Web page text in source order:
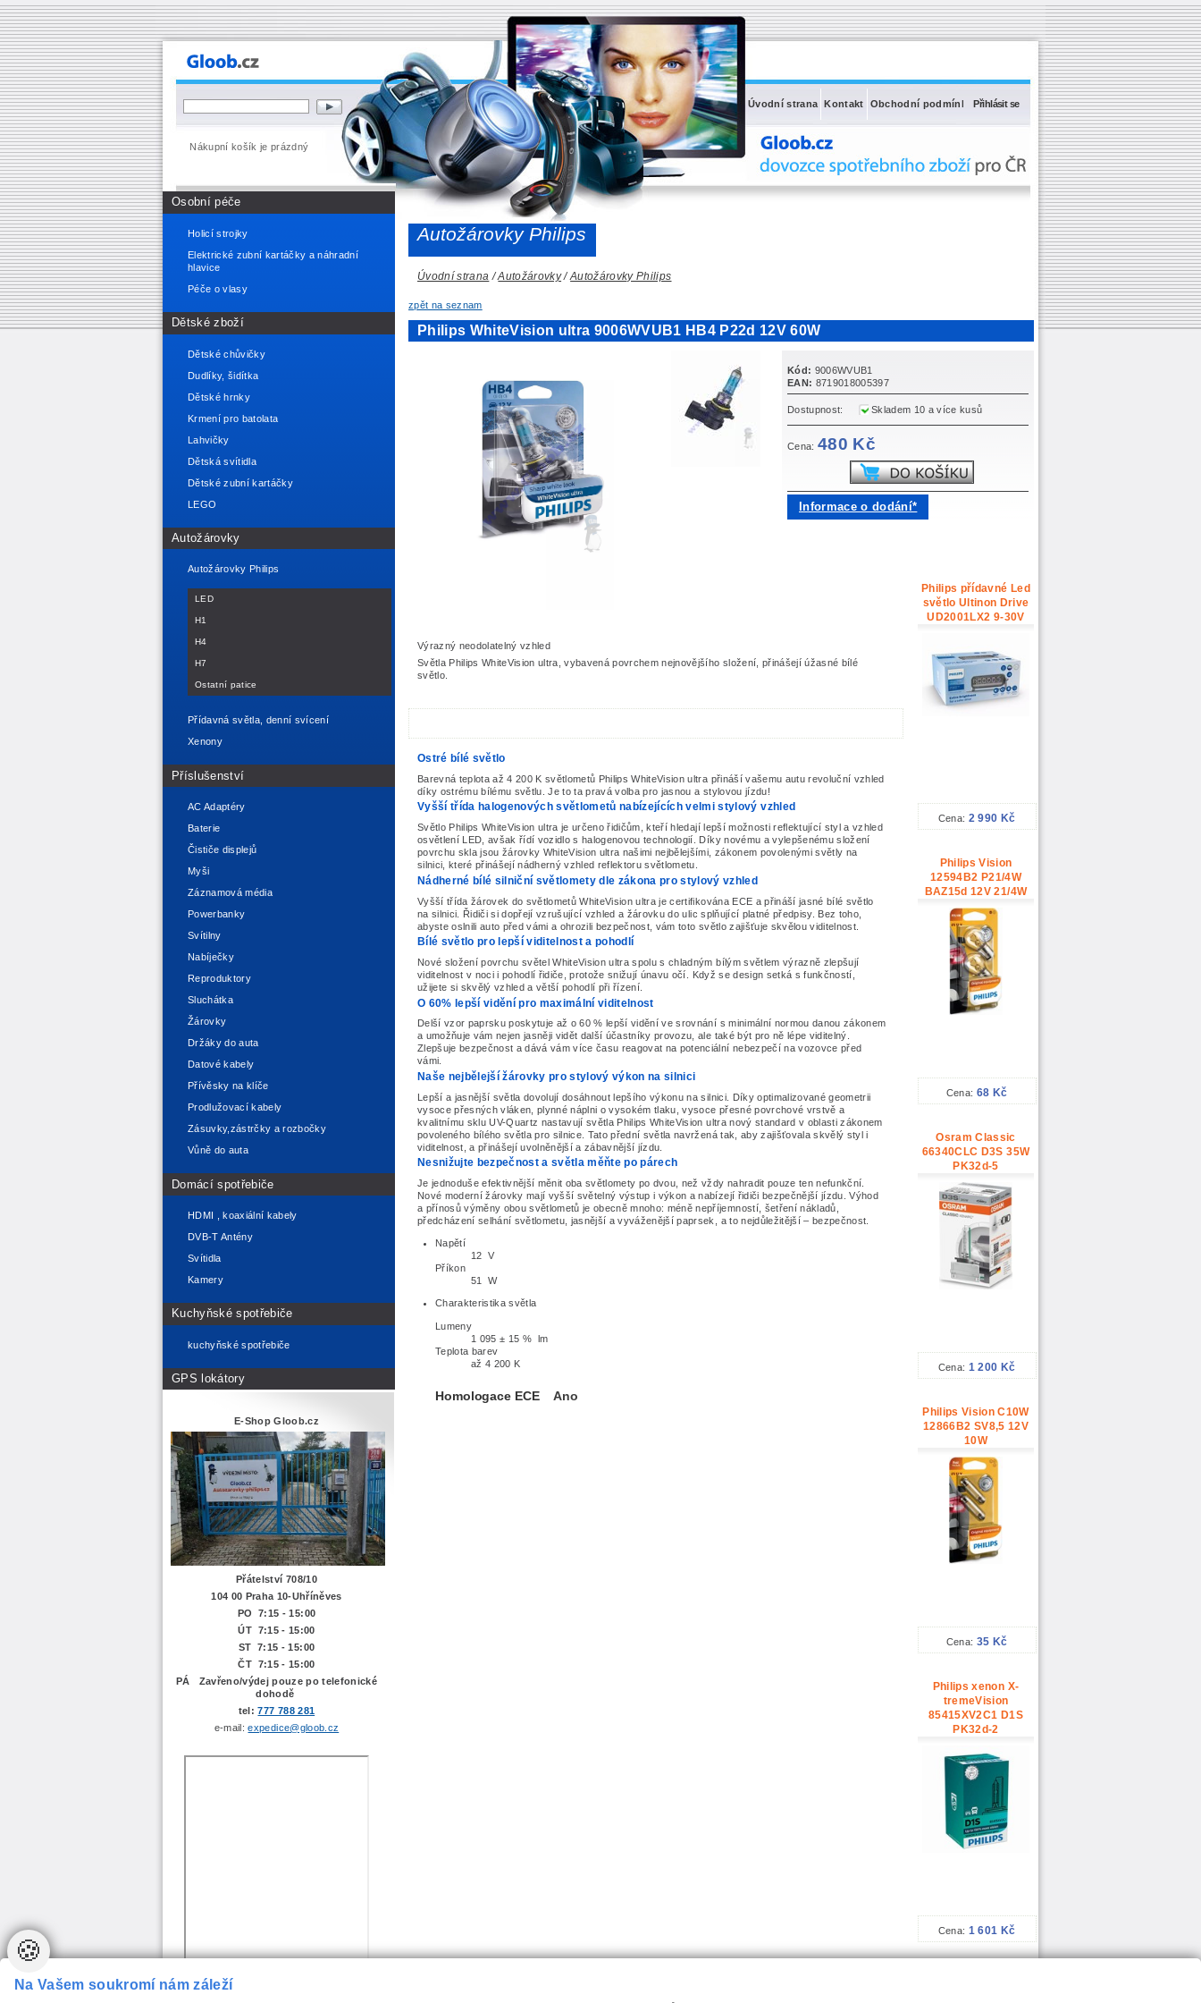
Přihlásit se
Úvodní strana Kontakt Obchodní podmínky
Nákupní košík je prázdný
Osobní péče
Holicí strojky
Elektrické zubní kartáčky a náhradní
hlavice
Péče o vlasy
Dětské zboží
Dětské chůvičky
Dudlíky, šidítka
Dětské hrnky
Krmení pro batolata
Lahvičky
Dětská svítidla
Dětské zubní kartáčky
LEGO
Autožárovky
Autožárovky Philips
LED
H1
H4
H7
Ostatní patice
Přídavná světla, denní svícení
Xenony
Příslušenství
AC Adaptéry
Baterie
Čističe displejů
Myši
Záznamová média
Powerbanky
Svítilny
Nabíječky
Reproduktory
Sluchátka
Žárovky
Držáky do auta
Datové kabely
Přívěsky na klíče
Prodlužovací kabely
Zásuvky,zástrčky a rozbočky
Vůně do auta
Domácí spotřebiče
HDMI , koaxiální kabely
DVB-T Antény
Svítidla
Kamery
Kuchyňské spotřebiče
kuchyňské spotřebiče
GPS lokátory
E-Shop Gloob.cz
Přátelství 708/10
104 00 Praha 10-Uhříněves
PO 7:15 - 15:00
ÚT 7:15 - 15:00
ST 7:15 - 15:00
ČT 7:15 - 15:00
PÁ Zavřeno/výdej pouze po telefonické
dohodě
tel:777 788 281
e-mail:expedice@gloob.cz
Autožárovky Philips
Úvodní strana /Autožárovky/Autožárovky Philips
zpět na seznam
Philips WhiteVision ultra 9006WVUB1 HB4 P22d 12V 60W
Kód: 9006WVUB1
EAN: 8719018005397
Dostupnost: Skladem 10 a více kusů
Cena:480 Kč
Informace o dodání*
Philips přídavné Led
světlo Ultinon Drive
UD2001LX2 9-30V
Cena: 2 990 Kč
Philips Vision
12594B2 P21/4W
BAZ15d 12V 21/4W
Cena: 68 Kč
Osram Classic
66340CLC D3S 35W
PK32d-5
Cena: 1 200 Kč
Philips Vision C10W
12866B2 SV8,5 12V
10W
Cena: 35 Kč
Philips xenon X-
tremeVision
85415XV2C1 D1S
PK32d-2
Cena: 1 601 Kč
Výrazný neodolatelný vzhled
Světla Philips WhiteVision ultra, vybavená povrchem nejnovějšího složení, přinášejí úžasné bílé
světlo.
Ostré bílé světlo
Barevná teplota až 4 200 K světlometů Philips WhiteVision ultra přináší vašemu autu revoluční vzhled
díky ostrému bílému světlu. Je to ta pravá volba pro jasnou a stylovou jízdu!
Vyšší třída halogenových světlometů nabízejících velmi stylový vzhled
Světlo Philips WhiteVision ultra je určeno řidičům, kteří hledají lepší možnosti reflektující styl a vzhled
osvětlení LED, avšak řídí vozidlo s halogenovou technologií. Díky novému a vylepšenému složení
povrchu skla jsou žárovky WhiteVision ultra našimi nejbělejšími, zákonem povolenými světly na
silnici, které přinášejí nádherný vzhled reflektoru světlometu.
Nádherné bílé silniční světlomety dle zákona pro stylový vzhled
Vyšší třída žárovek do světlometů WhiteVision ultra je certifikována ECE a přináší jasné bílé světlo
na silnici. Řidiči si dopřejí vzrušující vzhled a žárovku do ulic splňující platné předpisy. Bez toho,
abyste oslnili auto před vámi a ohrozili bezpečnost, vám toto světlo zajišťuje skvělou viditelnost.
Bílé světlo pro lepší viditelnost a pohodlí
Nové složení povrchu světel WhiteVision ultra spolu s chladným bílým světlem výrazně zlepšují
viditelnost v noci i pohodlí řidiče, protože snižují únavu očí. Když se design setká s funkčností,
užijete si skvělý vzhled a větší pohodlí při řízení.
O 60% lepší vidění pro maximální viditelnost
Delší vzor paprsku poskytuje až o 60 % lepší vidění ve srovnání s minimální normou danou zákonem
a umožňuje vám nejen jasněji vidět další účastníky provozu, ale také být pro ně lépe viditelný.
Zlepšuje bezpečnost a dává vám více času reagovat na potenciální nebezpečí na vozovce před
vámi.
Naše nejbělejší žárovky pro stylový výkon na silnici
Lepší a jasnější světla dovolují dosáhnout lepšího výkonu na silnici. Díky optimalizované geometrii
vysoce přesných vláken, plynné náplni o vysokém tlaku, vysoce přesné povrchové vrstvě a
kvalitnímu sklu UV-Quartz nastavují světla Philips WhiteVision ultra nový standard v oblasti zákonem
povoleného bílého světla pro silnice. Tato přední světla navržená tak, aby zajišťovala skvělý styl i
viditelnost, a přinášejí uvolněnější a zábavnější jízdu.
Nesnižujte bezpečnost a světla měňte po párech
Je jednoduše efektivnější měnit oba světlomety po dvou, než vždy nahradit pouze ten nefunkční.
Nové moderní žárovky mají vyšší světelný výstup i výkon a nabízejí řidiči bezpečnější jízdu. Výhod
a přínosů výměny obou světlometů je obecně mnoho: méně nepříjemností, šetření nákladů,
předcházení selhání světlometu, jasnější a vyváženější paprsek, a to nejdůležitější – bezpečnost.
Napětí
12 V
Příkon
51 W
Charakteristika světla
Lumeny
1 095 ± 15 % lm
Teplota barev
až 4 200 K
Homologace ECEAno
🍪
Na Vašem soukromí nám záleží